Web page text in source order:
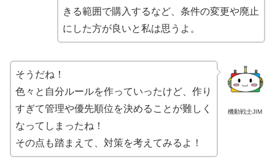
きる範囲で購入するなど、条件の変更や廃止
にした方が良いと私は思うよ。
機動戦士JIM
そうだね！
色々と自分ルールを作っていったけど、作り
すぎて管理や優先順位を決めることが難しく
なってしまったね！
その点も踏まえて、対策を考えてみるよ！